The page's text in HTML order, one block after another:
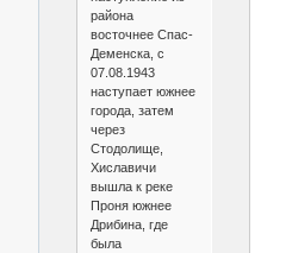
района
восточнее Спас-
Деменска, с
07.08.1943
наступает южнее
города, затем
через
Стодолище,
Хиславичи
вышла к реке
Проня южнее
Дрибина, где
была